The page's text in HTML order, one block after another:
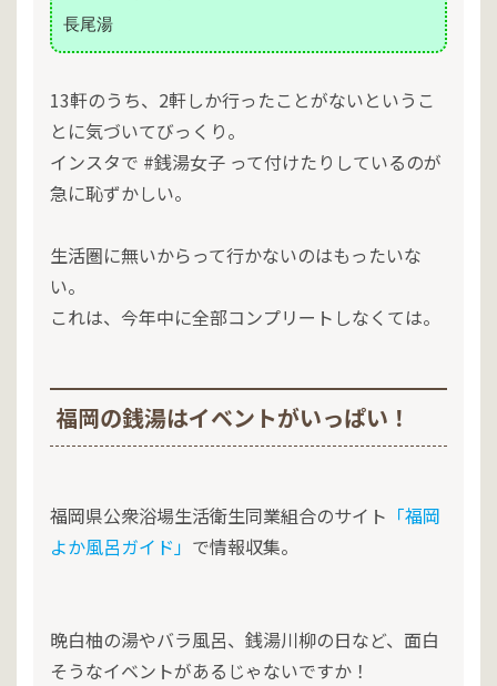
長尾湯
13軒のうち、2軒しか行ったことがないというこ
とに気づいてびっくり。
インスタで #銭湯女子 って付けたりしているのが
急に恥ずかしい。
生活圏に無いからって行かないのはもったいな
い。
これは、今年中に全部コンプリートしなくては。
福岡の銭湯はイベントがいっぱい！
福岡県公衆浴場生活衛生同業組合のサイト 「福岡
よか風呂ガイド」 で情報収集。
晩白柚の湯やバラ風呂、銭湯川柳の日など、面白
そうなイベントがあるじゃないですか！